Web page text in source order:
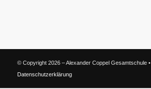
© Copyright 2026 – Alexander Coppel Gesamtschule •
Datenschutzerklärung